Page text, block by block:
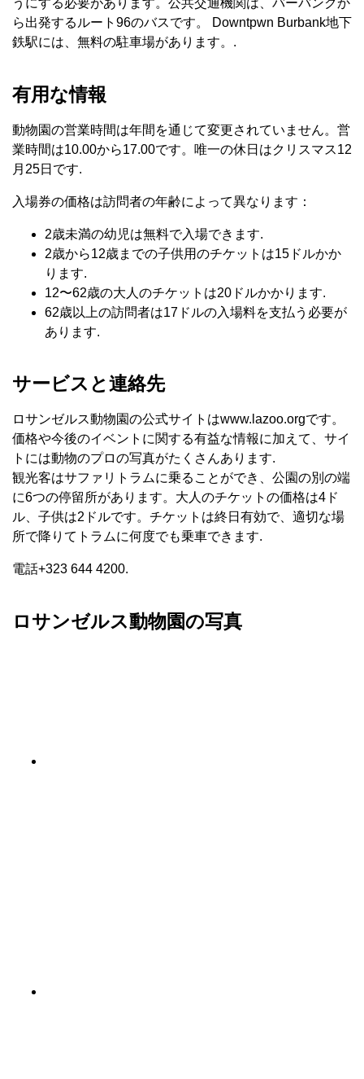
うにする必要があります。公共交通機関は、バーバンクか
ら出発するルート96のバスです。 Downtpwn Burbank地下
鉄駅には、無料の駐車場があります。.
有用な情報
動物園の営業時間は年間を通じて変更されていません。営
業時間は10.00から17.00です。唯一の休日はクリスマス12
月25日です.
入場券の価格は訪問者の年齢によって異なります：
2歳未満の幼児は無料で入場できます.
2歳から12歳までの子供用のチケットは15ドルかか
ります.
12〜62歳の大人のチケットは20ドルかかります.
62歳以上の訪問者は17ドルの入場料を支払う必要が
あります.
サービスと連絡先
ロサンゼルス動物園の公式サイトはwww.lazoo.orgです。
価格や今後のイベントに関する有益な情報に加えて、サイ
トには動物のプロの写真がたくさんあります.
観光客はサファリトラムに乗ることができ、公園の別の端
に6つの停留所があります。大人のチケットの価格は4ド
ル、子供は2ドルです。チケットは終日有効で、適切な場
所で降りてトラムに何度でも乗車できます.
電話+323 644 4200.
ロサンゼルス動物園の写真